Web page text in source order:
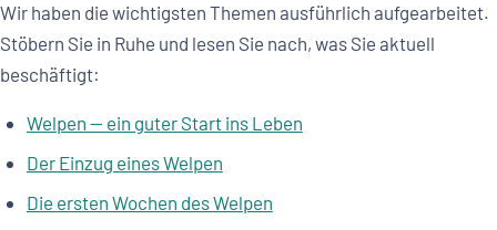
Wir haben die wichtigsten Themen ausführlich aufgearbeitet.
Stöbern Sie in Ruhe und lesen Sie nach, was Sie aktuell
beschäftigt:
Welpen — ein guter Start ins Leben
Der Einzug eines Welpen
Die ersten Wochen des Welpen